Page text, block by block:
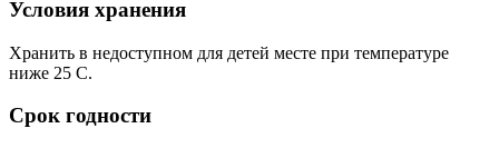
Условия хранения
Хранить в недоступном для детей месте при температуре
ниже 25 С.
Срок годности